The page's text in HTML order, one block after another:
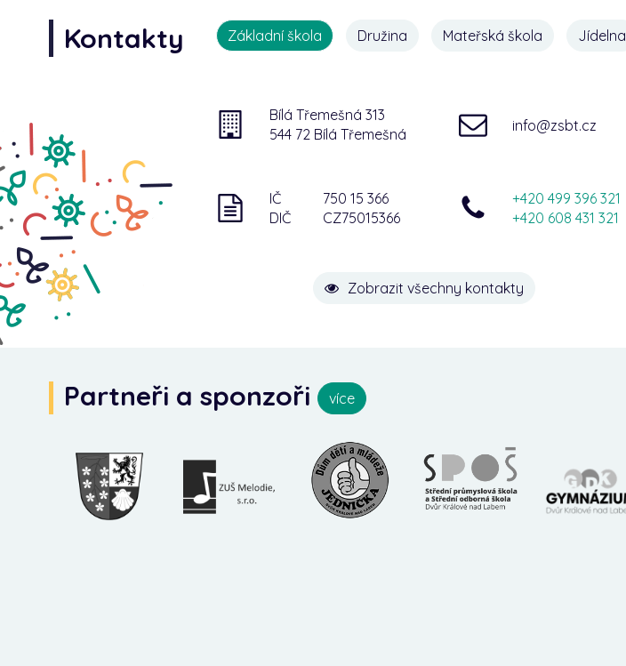
Kontakty Základní škola Družina Mateřská škola Jídelna
Bílá Třemešná 313
544 72 Bílá Třemešná
info@zsbt.cz
IČ
750 15 366
DIČ
CZ75015366
+420 499 396 321
+420 608 431 321
Zobrazit všechny kontakty
Partneři a sponzoři více